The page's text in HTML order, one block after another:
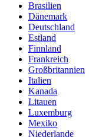
Brasilien
Dänemark
Deutschland
Estland
Finnland
Frankreich
Großbritannien
Italien
Kanada
Litauen
Luxemburg
Mexiko
Niederlande